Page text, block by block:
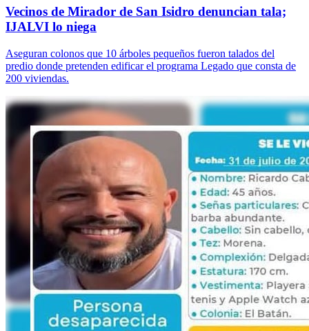
Vecinos de Mirador de San Isidro denuncian tala;
IJALVI lo niega
Aseguran colonos que 10 árboles pequeños fueron talados del
predio donde pretenden edificar el programa Legado que consta de
200 viviendas.